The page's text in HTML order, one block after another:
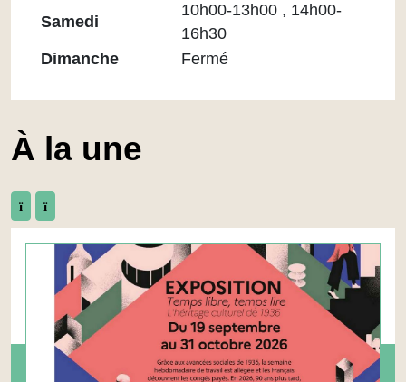
Samedi
10h00-13h00 , 14h00-
16h30
Dimanche
Fermé
À la une
Précédent
Suivant